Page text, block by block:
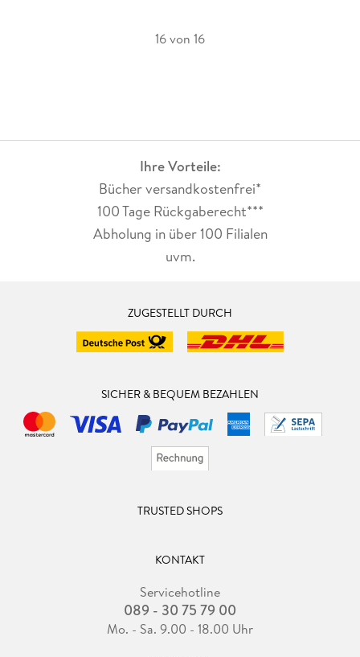
16 von 16
Ihre Vorteile:
Bücher versandkostenfrei*
100 Tage Rückgaberecht***
Abholung in über 100 Filialen
uvm.
ZUGESTELLT DURCH
SICHER & BEQUEM BEZAHLEN
TRUSTED SHOPS
KONTAKT
Servicehotline
089 - 30 75 79 00
Mo. - Sa. 9.00 - 18.00 Uhr